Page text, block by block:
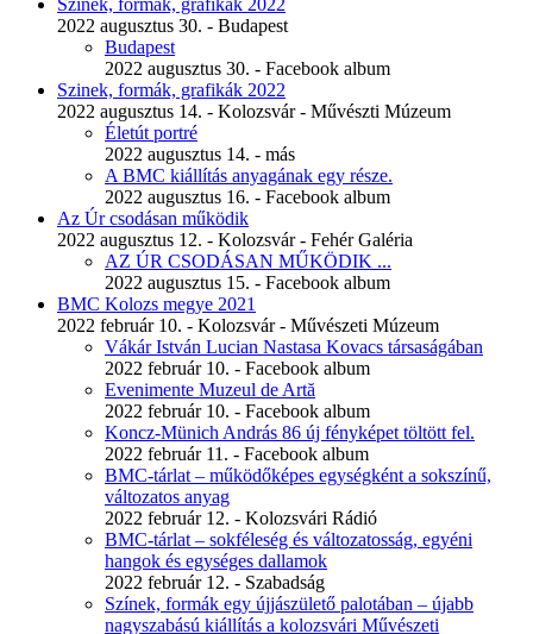
Szinek, formák, grafikák 2022
2022 augusztus 30. - Budapest
Budapest
2022 augusztus 30. - Facebook album
Szinek, formák, grafikák 2022
2022 augusztus 14. - Kolozsvár - Művészti Múzeum
Életút portré
2022 augusztus 14. - más
A BMC kiállítás anyagának egy része.
2022 augusztus 16. - Facebook album
Az Úr csodásan működik
2022 augusztus 12. - Kolozsvár - Fehér Galéria
AZ ÚR CSODÁSAN MŰKÖDIK ...
2022 augusztus 15. - Facebook album
BMC Kolozs megye 2021
2022 február 10. - Kolozsvár - Művészeti Múzeum
Vákár István Lucian Nastasa Kovacs társaságában
2022 február 10. - Facebook album
Evenimente Muzeul de Artă
2022 február 10. - Facebook album
Koncz-Münich András 86 új fényképet töltött fel.
2022 február 11. - Facebook album
BMC-tárlat – működőképes egységként a sokszínű,
változatos anyag
2022 február 12. - Kolozsvári Rádió
BMC-tárlat – sokféleség és változatosság, egyéni
hangok és egységes dallamok
2022 február 12. - Szabadság
Színek, formák egy újjászülető palotában – újabb
nagyszabású kiállítás a kolozsvári Művészeti